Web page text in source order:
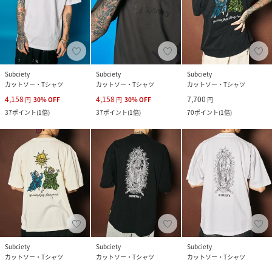
Subciety
カットソー・Tシャツ
4,158 円 30%OFF
37ポイント(1倍)
Subciety
カットソー・Tシャツ
4,158 円 30%OFF
37ポイント(1倍)
Subciety
カットソー・Tシャツ
7,700 円
70ポイント(1倍)
Subciety
カットソー・Tシャツ
Subciety
カットソー・Tシャツ
Subciety
カットソー・Tシャツ